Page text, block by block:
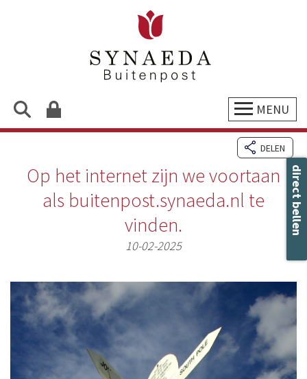
MENU
DELEN
Op het internet zijn we voortaan
als buitenpost.synaeda.nl te
vinden.
10-02-2025
direct bellen